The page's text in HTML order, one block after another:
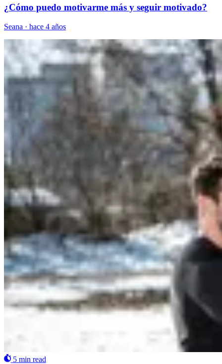
¿Cómo puedo motivarme más y seguir motivado?
Seana · hace 4 años
5 min read